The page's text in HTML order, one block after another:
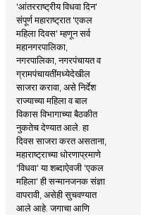
'आंतरराष्ट्रीय विधवा दिन'
संपूर्ण महाराष्ट्रात 'एकल
महिला दिवस' म्हणून सर्व
महानगरपालिका,
नगरपालिका, नगरपंचायत व
ग्रामपंचायतींमध्येदेखील
साजरा करावा, असे निर्देश
राज्याच्या महिला व बाल
विकास विभागाच्या बैठकीत
नुकतेच देण्यात आले. हा
दिवस साजरा करत असताना,
महाराष्ट्राच्या धोरणाप्रमाणे
'विधवा' या शब्दाऐवजी 'एकल
महिला' ही सन्मानजनक संज्ञा
वापरावी, असेही सुचवण्यात
आले आहे. जगाचा आणि